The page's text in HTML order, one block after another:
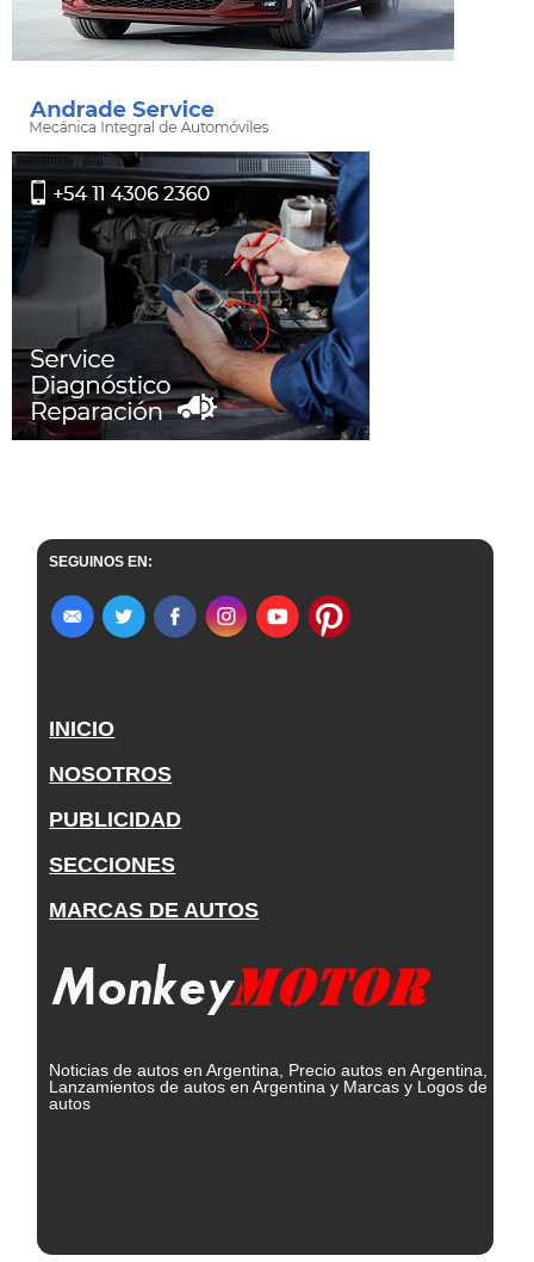
SEGUINOS EN:
INICIO
NOSOTROS
PUBLICIDAD
SECCIONES
MARCAS DE AUTOS
Noticias de autos en Argentina, Precio autos en Argentina,
Lanzamientos de autos en Argentina y Marcas y Logos de
autos